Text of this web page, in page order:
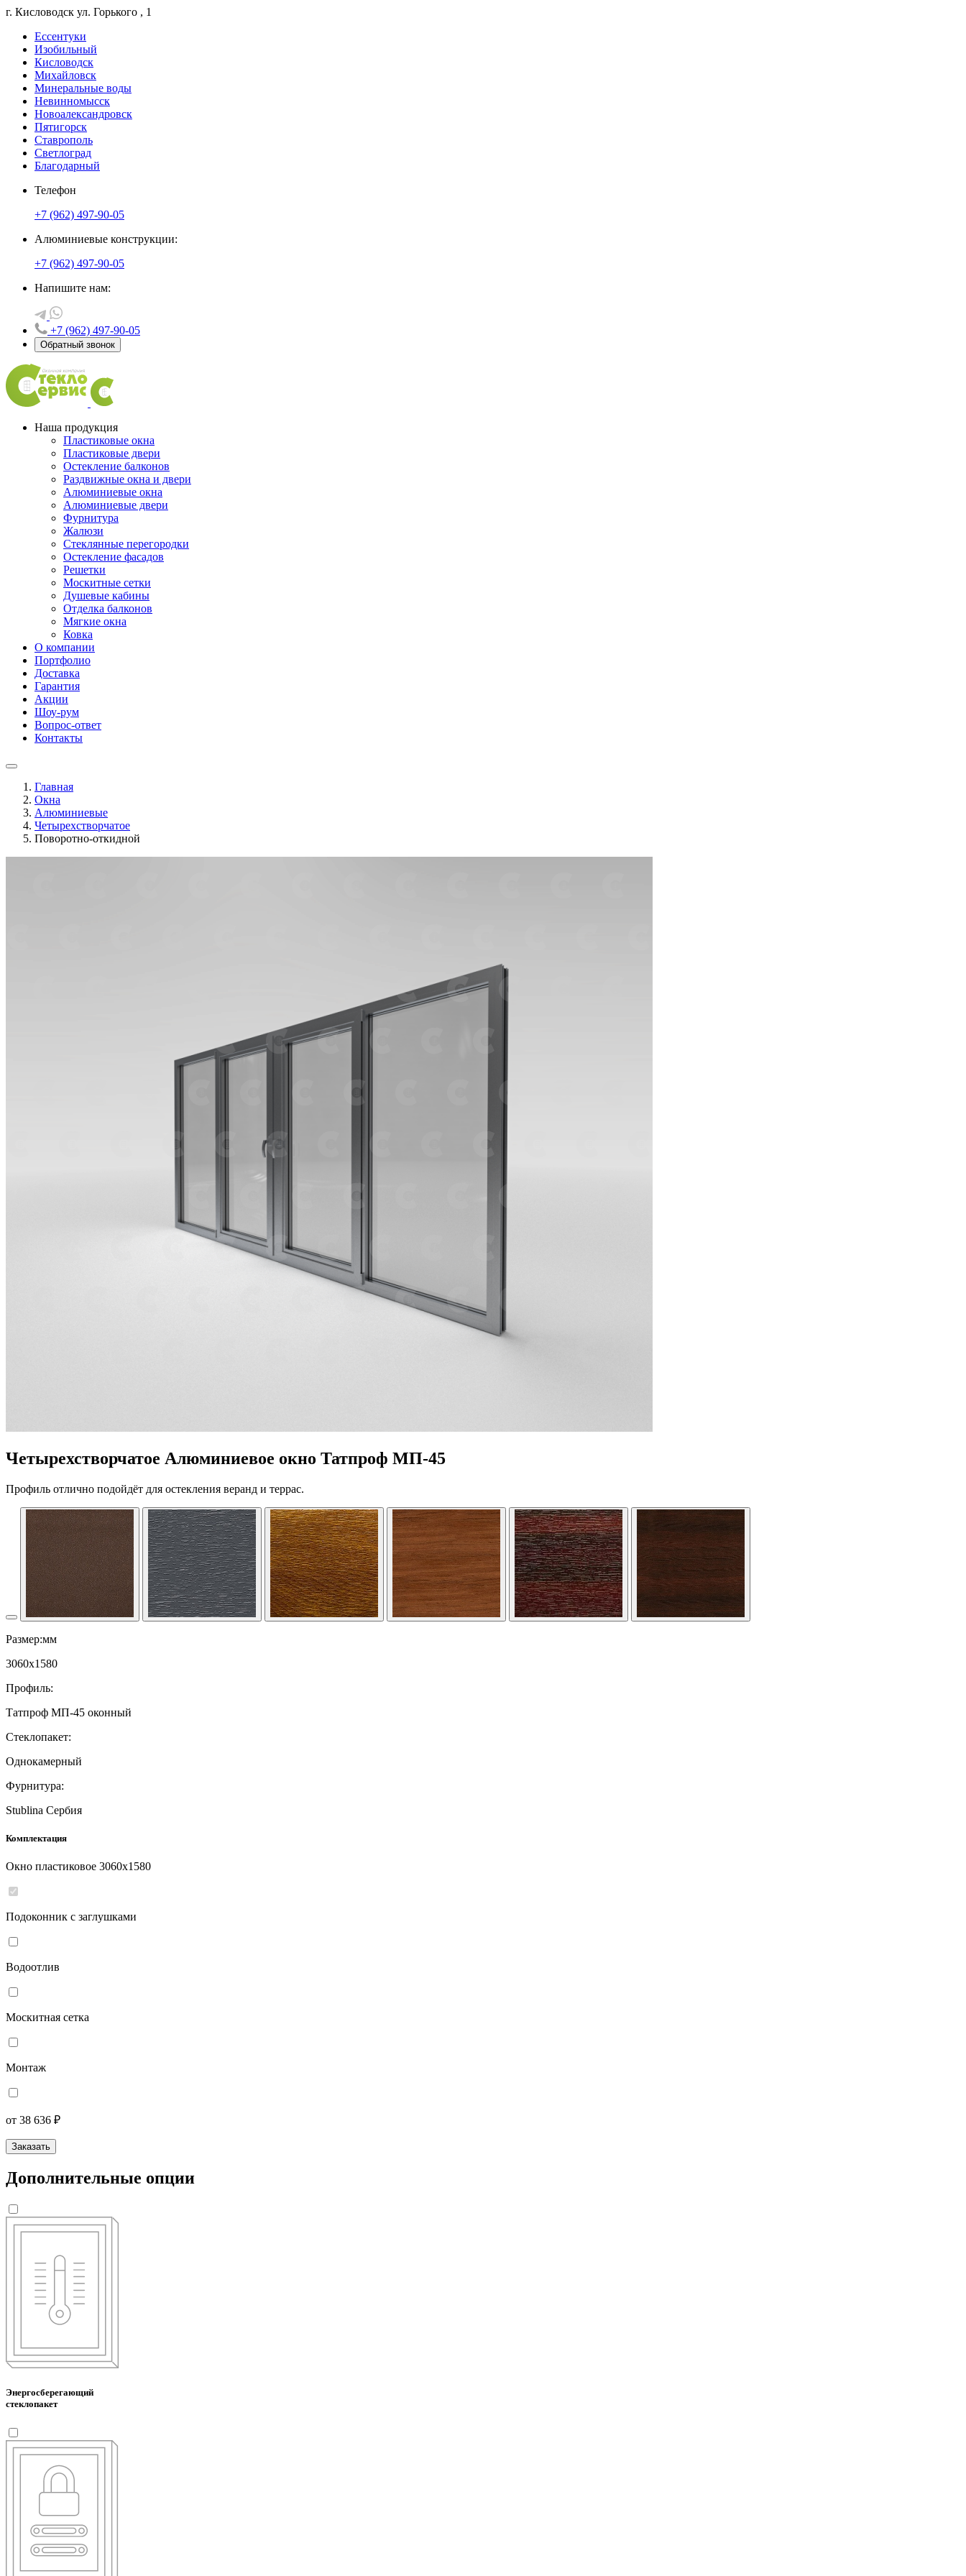
г. Кисловодск ул. Горького , 1
Ессентуки
Изобильный
Кисловодск
Михайловск
Минеральные воды
Невинномысск
Новоалександровск
Пятигорск
Ставрополь
Светлоград
Благодарный
Телефон
+7 (962) 497-90-05
Алюминиевые конструкции:
+7 (962) 497-90-05
Напишите нам:
+7 (962) 497-90-05
Обратный звонок
Наша продукция
Пластиковые окна
Пластиковые двери
Остекление балконов
Раздвижные окна и двери
Алюминиевые окна
Алюминиевые двери
Фурнитура
Жалюзи
Стеклянные перегородки
Остекление фасадов
Решетки
Москитные сетки
Душевые кабины
Отделка балконов
Мягкие окна
Ковка
О компании
Портфолио
Доставка
Гарантия
Акции
Шоу-рум
Вопрос-ответ
Контакты
Главная
Окна
Алюминиевые
Четырехстворчатое
Поворотно-откидной
Четырехстворчатое Алюминиевое окно Татпроф МП-45
Профиль отлично подойдёт для остекления веранд и террас.
Размер:мм
3060x1580
Профиль:
Татпроф МП-45 оконный
Стеклопакет:
Однокамерный
Фурнитура:
Stublina Сербия
Комплектация
Окно пластиковое 3060x1580
Подоконник с заглушками
Водоотлив
Москитная сетка
Монтаж
от 38 636 ₽
Заказать
Дополнительные опции
Энергосберегающий
стеклопакет